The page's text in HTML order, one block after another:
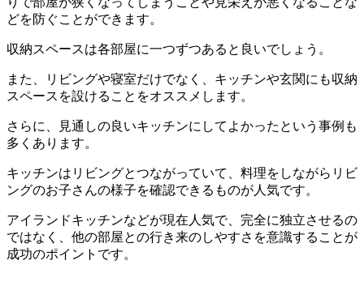
どを防ぐことができます。
収納スペースは各部屋に一つずつあると良いでしょう。
また、リビングや寝室だけでなく、キッチンや玄関にも収納
スペースを設けることをオススメします。
さらに、見通しの良いキッチンにしてよかったという事例も
多くあります。
キッチンはリビングとつながっていて、料理をしながらリビ
ングのお子さんの様子を確認できるものが人気です。
アイランドキッチンなどが現在人気で、完全に独立させるの
ではなく、他の部屋との行き来のしやすさを意識することが
成功のポイントです。